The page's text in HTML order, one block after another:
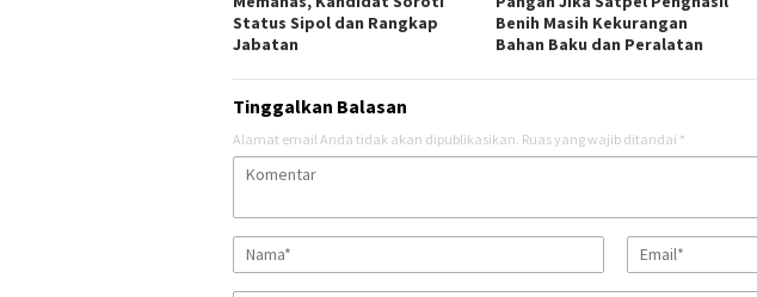
Status Sipol dan Rangkap
Jabatan
Benih Masih Kekurangan
Bahan Baku dan Peralatan
Tinggalkan Balasan
Alamat email Anda tidak akan dipublikasikan. Ruas yang wajib ditandai *